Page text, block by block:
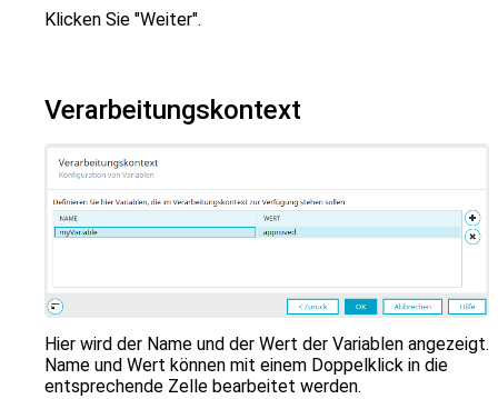
Klicken Sie "Weiter".
Verarbeitungskontext
Hier wird der Name und der Wert der Variablen angezeigt.
Name und Wert können mit einem Doppelklick in die
entsprechende Zelle bearbeitet werden.